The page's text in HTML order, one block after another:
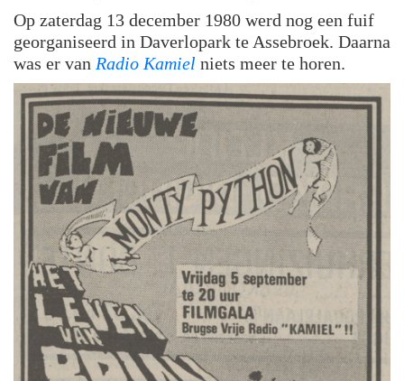
Op zaterdag 13 december 1980 werd nog een fuif
georganiseerd in Daverlopark te Assebroek. Daarna
was er van Radio Kamiel niets meer te horen.